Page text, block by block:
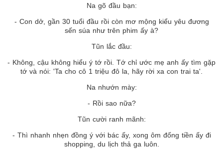
Na gõ đầu bạn:
- Con dở, gần 30 tuổi đầu rồi còn mơ mộng kiểu yêu đương
sến súa như trên phim ấy à?
Tũn lắc đầu:
- Không, cậu không hiểu ý tớ rồi. Tớ chỉ ước mẹ anh ấy tìm gặp
tớ và nói: 'Ta cho cô 1 triệu đô la, hãy rời xa con trai ta'.
Na nhướn mày:
- Rồi sao nữa?
Tũn cười ranh mãnh:
- Thì nhanh nhẹn đồng ý với bác ấy, xong ôm đống tiền ấy đi
shopping, du lịch thả ga luôn.